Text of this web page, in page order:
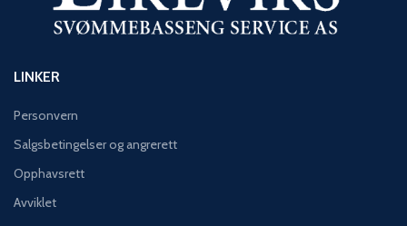
LINKER
Personvern
Salgsbetingelser og angrerett
Opphavsrett
Avviklet